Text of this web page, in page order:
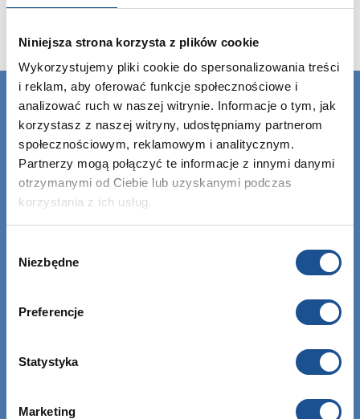
Niniejsza strona korzysta z plików cookie
Wykorzystujemy pliki cookie do spersonalizowania treści
i reklam, aby oferować funkcje społecznościowe i
analizować ruch w naszej witrynie. Informacje o tym, jak
korzystasz z naszej witryny, udostępniamy partnerom
społecznościowym, reklamowym i analitycznym.
Partnerzy mogą połączyć te informacje z innymi danymi
otrzymanymi od Ciebie lub uzyskanymi podczas
korzystania z ich usług.
zgody
Niezbędne
Preferencje
Statystyka
Marketing